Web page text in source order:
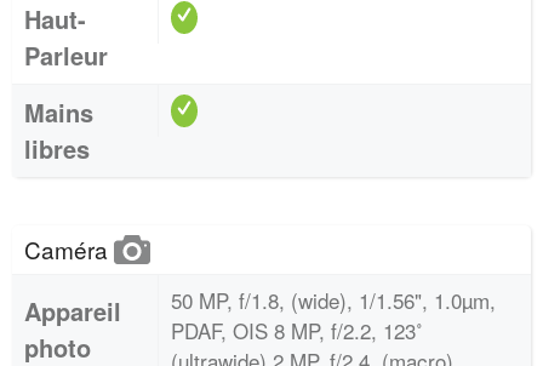
Haut-
Parleur
Mains
libres
Caméra
Appareil
photo
50 MP, f/1.8, (wide), 1/1.56", 1.0µm,
PDAF, OIS 8 MP, f/2.2, 123˚